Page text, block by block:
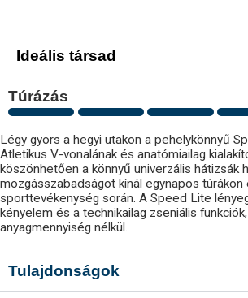
Légy gyors a hegyi utakon a pehelykönnyű
Atletikus V-vonalának és anatómiailag
köszönhetően a könnyű univerzális hátizsák
mozgásszabadságot kínál egynapos túrákon
sporttevékenység során. A Speed Lite
kényelem és a technikailag zseniális
anyagmennyiség nélkül.
Tulajdonságok
Ideális társad
Túrázás